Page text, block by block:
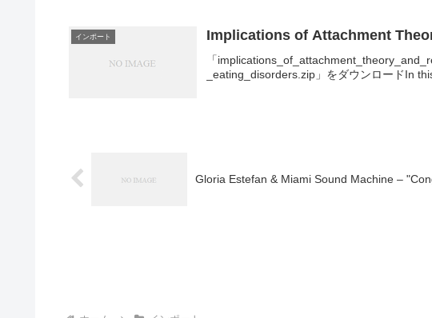
インポート Implications of Attachment
「
_eating_disorders.zip」をダウンロードIn
Gloria Estefan & Miami Sound Machine –